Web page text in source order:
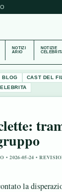
NOTIZI
ARIO
NOTIZIE
BLOG CAST DEL
• 2026-05-24 •
la